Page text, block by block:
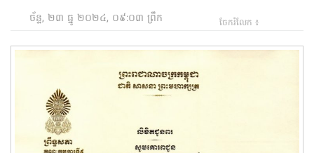
ច័ន្ទ, ២៣ ធ្នូ ២០២៤, ០៩:០៣ ព្រឹក ចែករំលែក ៖